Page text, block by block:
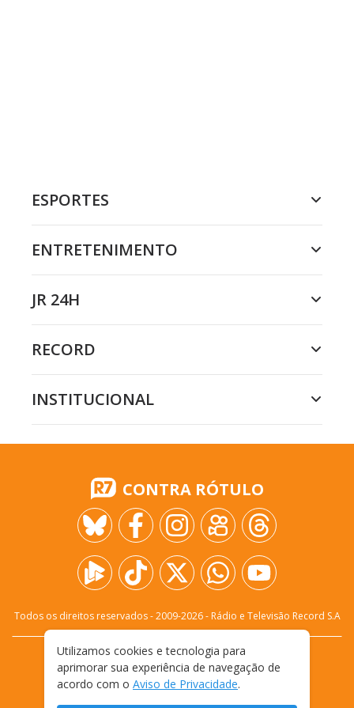
ESPORTES
ENTRETENIMENTO
JR 24H
RECORD
INSTITUCIONAL
CONTRA RÓTULO
Todos os direitos reservados - 2009-2026- Rádio e Televisão Record S.A
FALE CONOSCO
PRIVACIDADE
TERMOS E CONDIÇÕES DE USO
Utilizamos cookies e tecnologia para
aprimorar sua experiência de navegação de
acordo com o Aviso de Privacidade.